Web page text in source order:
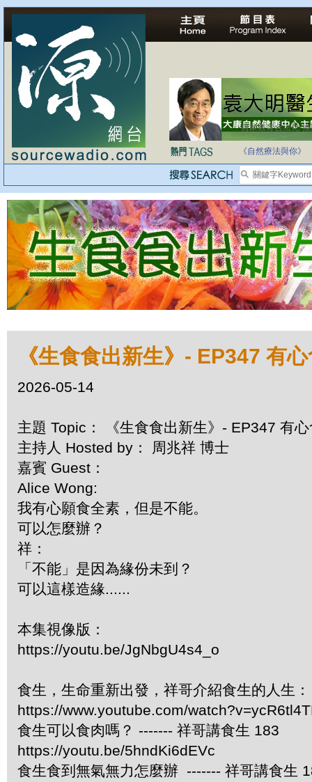
自家教育合法化-
《自然療法與你》
《生食食出新生》- EP347 有
2026-05-14
主題 Topic： 《生食食出新生》- EP347 有
主持人 Hosted by： 周兆祥 博士
嘉賓 Guest：
Alice Wong:
我有心願食全素，但是不能。
可以怎麼辦？
祥：
「不能」是因為緣份未到？
可以這樣造緣......
本集視像版：
https://youtu.be/JgNbgU4s4_o
食生，生命重新出發，祥哥介紹食生的人生：
https://www.youtube.com/
食生可以食肉嗎？ ------- 祥哥講食生 183
https://youtu.be/5hndKi6dEVc
食生食到無氣無力怎麼辦 ------- 祥哥講食生